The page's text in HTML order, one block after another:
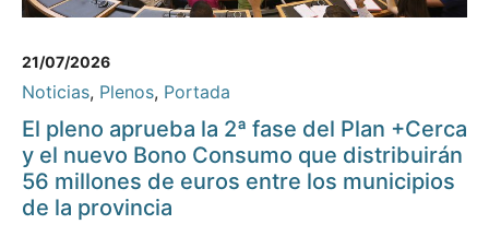
21/07/2026
Noticias, Plenos, Portada
El pleno aprueba la 2ª fase del Plan +Cerca
y el nuevo Bono Consumo que distribuirán
56 millones de euros entre los municipios
de la provincia